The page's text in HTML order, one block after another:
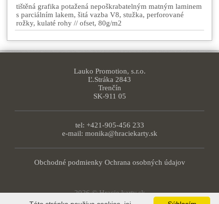
tištěná grafika potažená nepoškrabatelným matným laminem
s parciálním lakem, šitá vazba V8, stužka, perforované
rožky, kulaté rohy // ofset, 80g/m2
Lauko Promotion, s.r.o.
Ľ.Stráka 2843
Trenčín
SK-911 05
tel: +421-905-456 233
e-mail: monika@hraciekarty.sk
Obchodné podmienky Ochrana osobných údajov
2026 © Hracie karty.sk